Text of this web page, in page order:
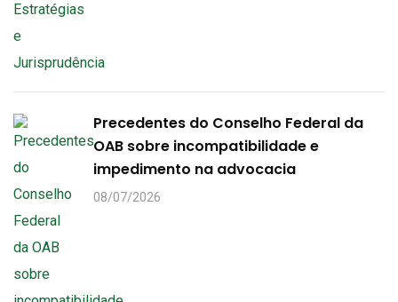
Precedentes do Conselho Federal da
OAB sobre incompatibilidade e
impedimento na advocacia
08/07/2026